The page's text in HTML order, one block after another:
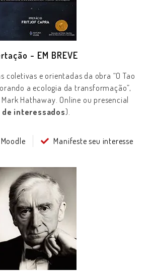
- EM BREVE
coletivas e orientadas da obra “O Tao
a ecologia da transformação”,
Hathaway. Online ou presencial
interessados).
Moodle Manifeste seu interesse